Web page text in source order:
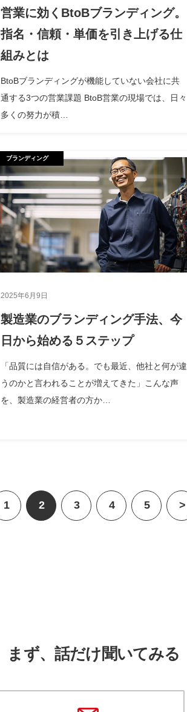
営業に効くBtoBブランディング。
指名・信頼・単価を引き上げる仕
組みとは
BtoBブランディングが機能していない会社に共
通する3つの営業課題 BtoB営業の現場では、日々
多くの努力が積…
ブランディング
2025年6月9日
製造業のブランディング手法、今
日から始める５ステップ
「品質には自信がある。でも最近、他社と何が違
うのかと言われることが増えてきた」こんな声
を、製造業の経営者の方か…
1 2 3 4 5 >
まず、話だけ聞いてみる